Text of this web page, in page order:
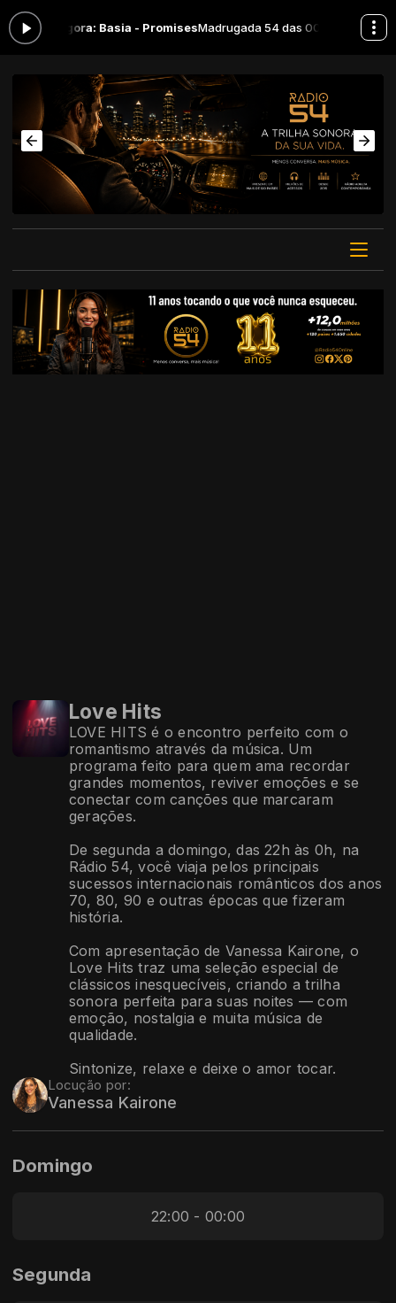
agora: Basia - PromisesMadrugada 54 das 00:00 às 06:00 -
Love Hits
LOVE HITS é o encontro perfeito com o
romantismo através da música. Um
programa feito para quem ama recordar
grandes momentos, reviver emoções e se
conectar com canções que marcaram
gerações.
De segunda a domingo, das 22h às 0h, na
Rádio 54, você viaja pelos principais
sucessos internacionais românticos dos anos
70, 80, 90 e outras épocas que fizeram
história.
Com apresentação de Vanessa Kairone, o
Love Hits traz uma seleção especial de
clássicos inesquecíveis, criando a trilha
sonora perfeita para suas noites — com
emoção, nostalgia e muita música de
qualidade.
Sintonize, relaxe e deixe o amor tocar.
Locução por:
Vanessa Kairone
Domingo
22:00 - 00:00
Segunda